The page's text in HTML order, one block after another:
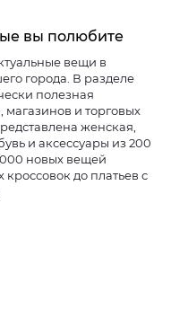
вы полюбите
вещи в
города. В разделе
полезная
и торговых
женская,
и аксессуары из 200
новых вещей
до платьев с